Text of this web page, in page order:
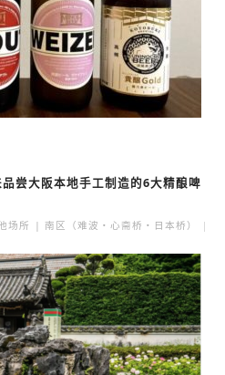
尝大阪本地手工制造的6大精酿啤
场所 南区（难波・心斋桥・日本桥）